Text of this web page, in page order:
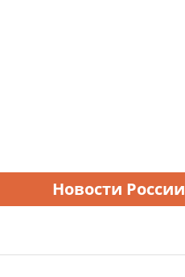
Новости России